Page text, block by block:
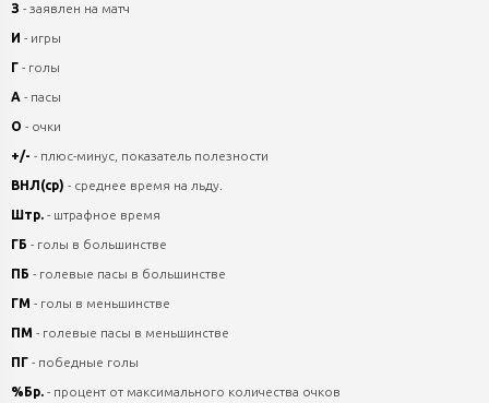
З - заявлен на матч
И - игры
Г - голы
А - пасы
О - очки
+/- - плюс-минус, показатель полезности
ВНЛ(ср) - среднее время на льду.
Штр. - штрафное время
ГБ - голы в большинстве
ПБ - голевые пасы в большинстве
ГМ - голы в меньшинстве
ПМ - голевые пасы в меньшинстве
ПГ - победные голы
%Бр. - процент от максимального количества очков